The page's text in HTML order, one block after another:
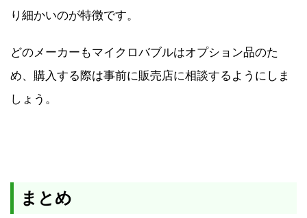
り細かいのが特徴です。
どのメーカーもマイクロバブルはオプション品のた
め、購入する際は事前に販売店に相談するようにしま
しょう。
まとめ